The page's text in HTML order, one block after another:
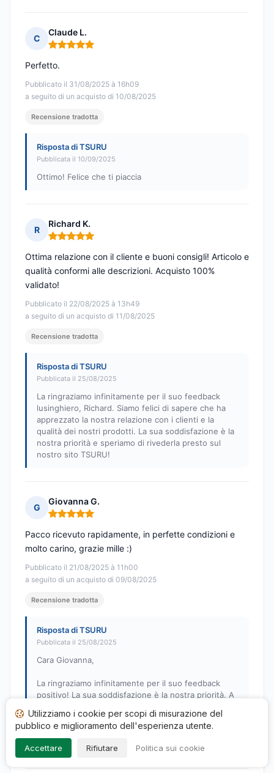
C
Claude L.
Nota: 5 su 5
Pubblicato il 31/08/2025 à 16h09
a seguito di un acquisto di 10/08/2025
Perfetto.
Recensione tradotta
Risposta di TSURU
Pubblicata il 10/09/2025
Ottimo! Felice che ti piaccia
R
Richard K.
Nota: 5 su 5
Pubblicato il 22/08/2025 à 13h49
a seguito di un acquisto di 11/08/2025
Ottima relazione con il cliente e buoni consigli! Articolo e
qualità conformi alle descrizioni. Acquisto 100%
validato!
Recensione tradotta
Risposta di TSURU
Pubblicata il 25/08/2025
La ringraziamo infinitamente per il suo feedback
lusinghiero, Richard. Siamo felici di sapere che ha
apprezzato la nostra relazione con i clienti e la
qualità dei nostri prodotti. La sua soddisfazione è la
nostra priorità e speriamo di rivederla presto sul
nostro sito TSURU!
G
Giovanna G.
Nota: 5 su 5
Pubblicato il 21/08/2025 à 11h00
a seguito di un acquisto di 09/08/2025
Pacco ricevuto rapidamente, in perfette condizioni e
molto carino, grazie mille :)
Recensione tradotta
Risposta di TSURU
Pubblicata il 25/08/2025
Cara Giovanna,
La ringraziamo infinitamente per il suo feedback
positivo! La sua soddisfazione è la nostra priorità. A
Cordiali saluti,
Il team di TSURU
Utilizziamo i cookie per scopi di misurazione del
pubblico e miglioramento dell'esperienza utente.
Accettare Rifiutare Politica sui cookie